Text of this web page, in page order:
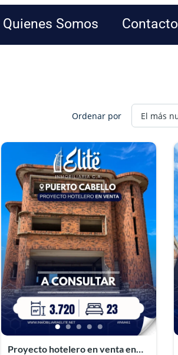
Quienes Somos Contacto
Ordenar por
Proyecto hotelero en venta en